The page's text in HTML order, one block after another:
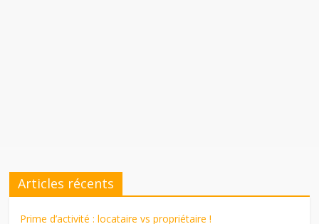
Articles récents
Prime d’activité : locataire vs propriétaire !